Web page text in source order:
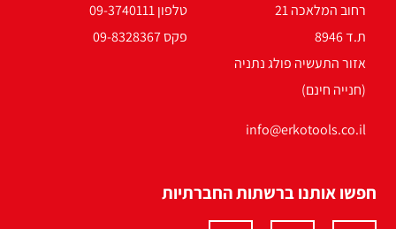
רחוב המלאכה 21
ת.ד 8946
אזור התעשיה פולג נתניה
(חנייה חינם)
טלפון 09-3740111
פקס 09-8328367
info@erkotools.co.il
חפשו אותנו ברשתות החברתיות